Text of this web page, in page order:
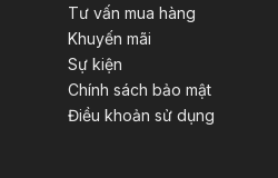
Tư vấn mua hàng
Khuyến mãi
Sự kiện
Chính sách bảo mật
Điều khoản sử dụng